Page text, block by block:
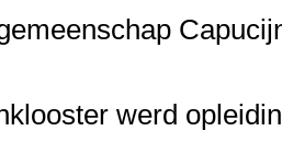
werd